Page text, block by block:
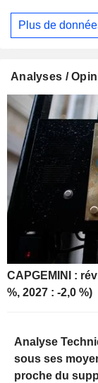
Plus de
Analyses /
CAPGEMINI :
%, 2027 : -2,0 %)
Analyse
sous ses
proche du